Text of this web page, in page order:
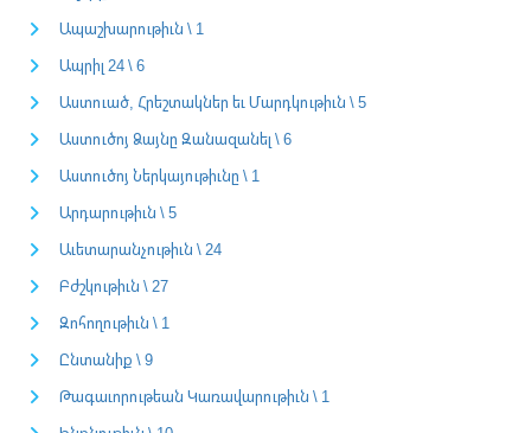
Ապաշխարութիւն \ 1
Ապրիլ 24 \ 6
Աստուած, Հրեշտակներ եւ Մարդկութիւն \ 5
Աստուծոյ Ձայնը Զանազանել \ 6
Աստուծոյ Ներկայութիւնը \ 1
Արդարութիւն \ 5
Աւետարանչութիւն \ 24
Բժշկութիւն \ 27
Զոհողութիւն \ 1
Ընտանիք \ 9
Թագաւորութեան Կառավարութիւն \ 1